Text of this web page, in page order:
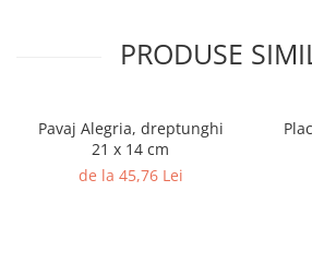
Produse din fier
Accesorii metalice
Accesorii metalice
PRODUSE
Pavaj Alegria, dreptunghi
21 x 14 cm
de la 45,76 Lei